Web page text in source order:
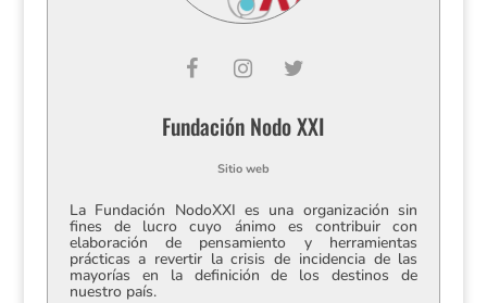
Fundación Nodo XXI
Sitio web
La Fundación NodoXXI es una organización sin
fines de lucro cuyo ánimo es contribuir con
elaboración de pensamiento y herramientas
prácticas a revertir la crisis de incidencia de las
mayorías en la definición de los destinos de
nuestro país.